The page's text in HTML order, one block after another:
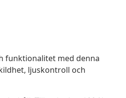
funktionalitet med denna
ljuskontroll och